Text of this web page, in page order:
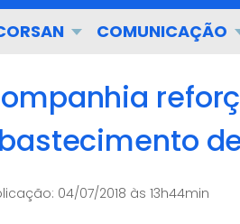
COMUNICAÇÃO
04/07/2018 às 13h44min